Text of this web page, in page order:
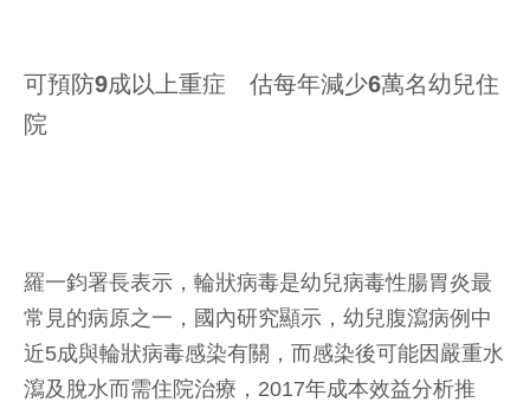
可預防9成以上重症 估每年減少6萬名幼兒住
院
羅一鈞署長表示，輪狀病毒是幼兒病毒性腸胃炎最
常見的病原之一，國內研究顯示，幼兒腹瀉病例中
近5成與輪狀病毒感染有關，而感染後可能因嚴重水
瀉及脫水而需住院治療，2017年成本效益分析推